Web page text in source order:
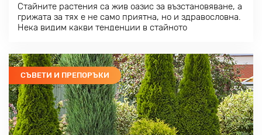
Стайните растения са жив оазис за възстановяване, а
грижата за тях е не само приятна, но и здравословна.
Нека видим какви тенденции в стайното
СЪВЕТИ И ПРЕПОРЪКИ